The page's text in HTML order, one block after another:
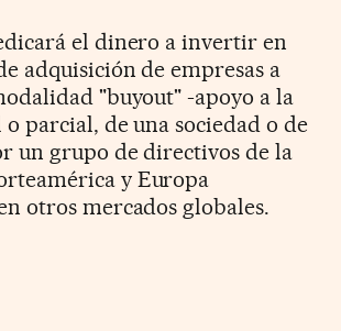
el dinero a invertir en
adquisición de empresas a
"buyout" -apoyo a la
parcial, de una sociedad o de
un grupo de directivos de la
y Europa
otros mercados globales.